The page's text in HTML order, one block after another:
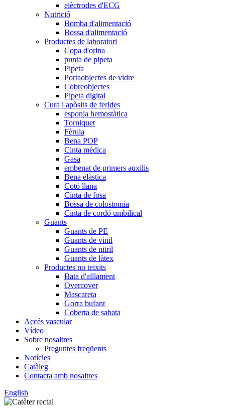
elèctrodes d'ECG
Nutrició
Bomba d'alimentació
Bossa d'alimentació
Productes de laboratori
Copa d'orina
punta de pipeta
Pipeta
Portaobjectes de vidre
Cobreobjectes
Pipeta digital
Cura i apòsits de ferides
esponja hemostàtica
Torniquet
Fèrula
Bena POP
Cinta mèdica
Gasa
embenat de primers auxilis
Bena elàstica
Cotó llana
Cinta de fosa
Bossa de colostomia
Cinta de cordó umbilical
Guants
Guants de PE
Guants de vinil
Guants de nitril
Guants de làtex
Productes no teixits
Bata d'aïllament
Overcover
Mascareta
Gorra bufant
Coberta de sabata
Accés vascular
Vídeo
Sobre nosaltres
Preguntes freqüents
Notícies
Catàleg
Contacta amb nosaltres
English